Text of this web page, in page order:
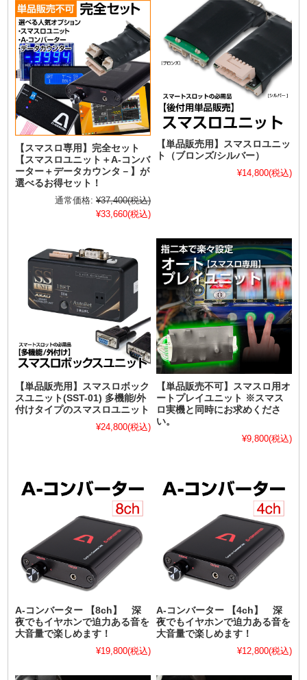
【スマスロ専用】完全セット
【スマスロユニット＋A-コンバ
ーター＋データカウンタ－】が
選べるお得セット！
通常価格: ¥37,400(税込)
¥33,660(税込)
【単品販売用】スマスロユニッ
ト（ブロンズ/シルバー）
¥14,800(税込)
【単品販売用】スマスロボック
スユニット(SST-01) 多機能/外
付けタイプのスマスロユニット
¥24,800(税込)
【単品販売不可】スマスロ用オ
ートプレイユニット ※スマス
ロ実機と同時にお求めくださ
い。
¥9,800(税込)
A-コンバーター 【8ch】 深
夜でもイヤホンで迫力ある音を
大音量で楽しめます！
¥19,800(税込)
A-コンバーター 【4ch】 深
夜でもイヤホンで迫力ある音を
大音量で楽しめます！
¥12,800(税込)